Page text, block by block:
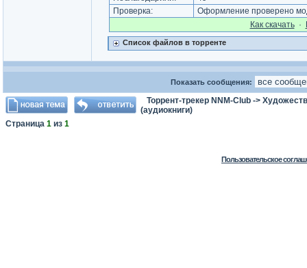
Проверка:
Оформление проверено
Как cкачать·
Список файлов в торренте
Показать сообщения:
Торрент-трекер NNM-Club ->
(аудиокниги)
Страница 1 из 1
Пользовательское